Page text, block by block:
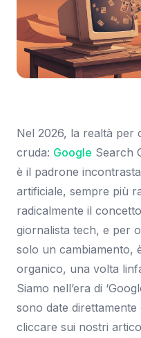
Nel 2026, la realtà per
cruda: Google Search
è il padrone
artificiale, sempre più
radicalmente il
giornalista tech, e per
solo un cambiamento,
organico, una volta
Siamo nell’era di
sono date direttamente
cliccare sui nostri